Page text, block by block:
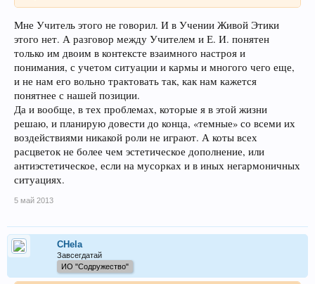
Мне Учитель этого не говорил. И в Учении Живой Этики
этого нет. А разговор между Учителем и Е. И. понятен
только им двоим в контексте взаимного настроя и
понимания, с учетом ситуации и кармы и многого чего еще,
и не нам его вольно трактовать так, как нам кажется
понятнее с нашей позиции.
Да и вообще, в тех проблемах, которые я в этой жизни
решаю, и планирую довести до конца, «темные» со всеми их
воздействиями никакой роли не играют. А коты всех
расцветок не более чем эстетическое дополнение, или
антиэстетическое, если на мусорках и в иных негармоничных
ситуациях.
5 май 2013
CHela
Завсегдатай
ИО "Содружество"